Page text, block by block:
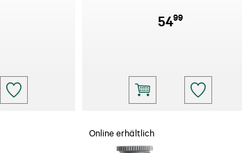
5499
Online erhältlich